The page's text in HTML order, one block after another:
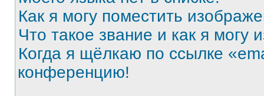
Как я могу поместить
Что такое звание и как я могу
Когда я щёлкаю по ссылке
конференцию!